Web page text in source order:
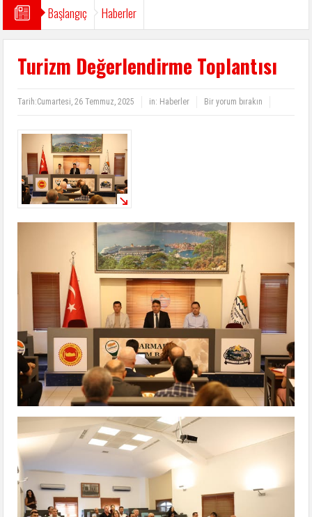
Başlangıç Haberler
Turizm Değerlendirme Toplantısı
Tarih:Cumartesi, 26 Temmuz, 2025 in: Haberler Bir yorum bırakın